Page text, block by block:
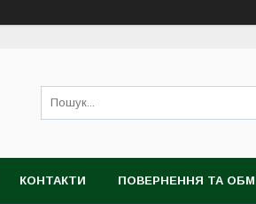
КОНТАКТИ ПОВЕРНЕННЯ ТА